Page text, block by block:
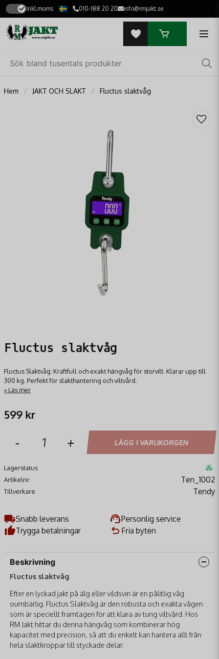
Inkl.moms 010-188 20 20 info@rmjakt.se
Hem JAKT OCH SLAKT Fluctus slaktvåg
Fluctus slaktvåg
Fluctus Slaktvåg: Kraftfull och exakt hängvåg för storvilt. Klarar upp till
300 kg. Perfekt för slakthantering och viltvård.
Läs mer
599 kr
- + LÄGG I VARUKORGEN
Lagerstatus
Artikelnr:
Ten_1002
Tillverkare Tendy
Snabb leverans
Personlig service
Trygga betalningar
Fria byten
Beskrivning
Fluctus slaktvåg
Efter en lyckad jakt på älg eller vildsvin är en pålitlig våg
oumbärlig. Fluctus Slaktvåg är den robusta och exakta vågen
som är speciellt framtagen för att klara av tung viltvård. Hos
RM Jakt hittar du denna hängvåg som kombinerar hög
kapacitet med precision, så att du enkelt kan hantera allt från
hela slaktkroppar till styckade delar.